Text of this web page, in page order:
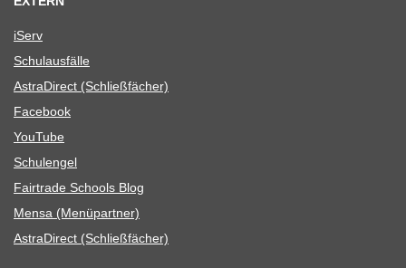
iServ
Schul­aus­fälle
Astra­Di­rect (Schließ­fä­cher)
Face­book
You­Tube
Schul­en­gel
Fair­trade Schools Blog
Mensa (Menü­part­ner)
Astra­Di­rect (Schließ­fä­cher)